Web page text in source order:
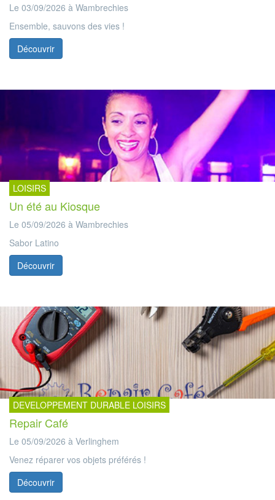
Le 03/09/2026 à Wambrechies
Ensemble, sauvons des vies !
Découvrir
LOISIRS
Un été au Kiosque
Le 05/09/2026 à Wambrechies
Sabor Latino
Découvrir
DEVELOPPEMENT DURABLE LOISIRS
Repair Café
Le 05/09/2026 à Verlinghem
Venez réparer vos objets préférés !
Découvrir